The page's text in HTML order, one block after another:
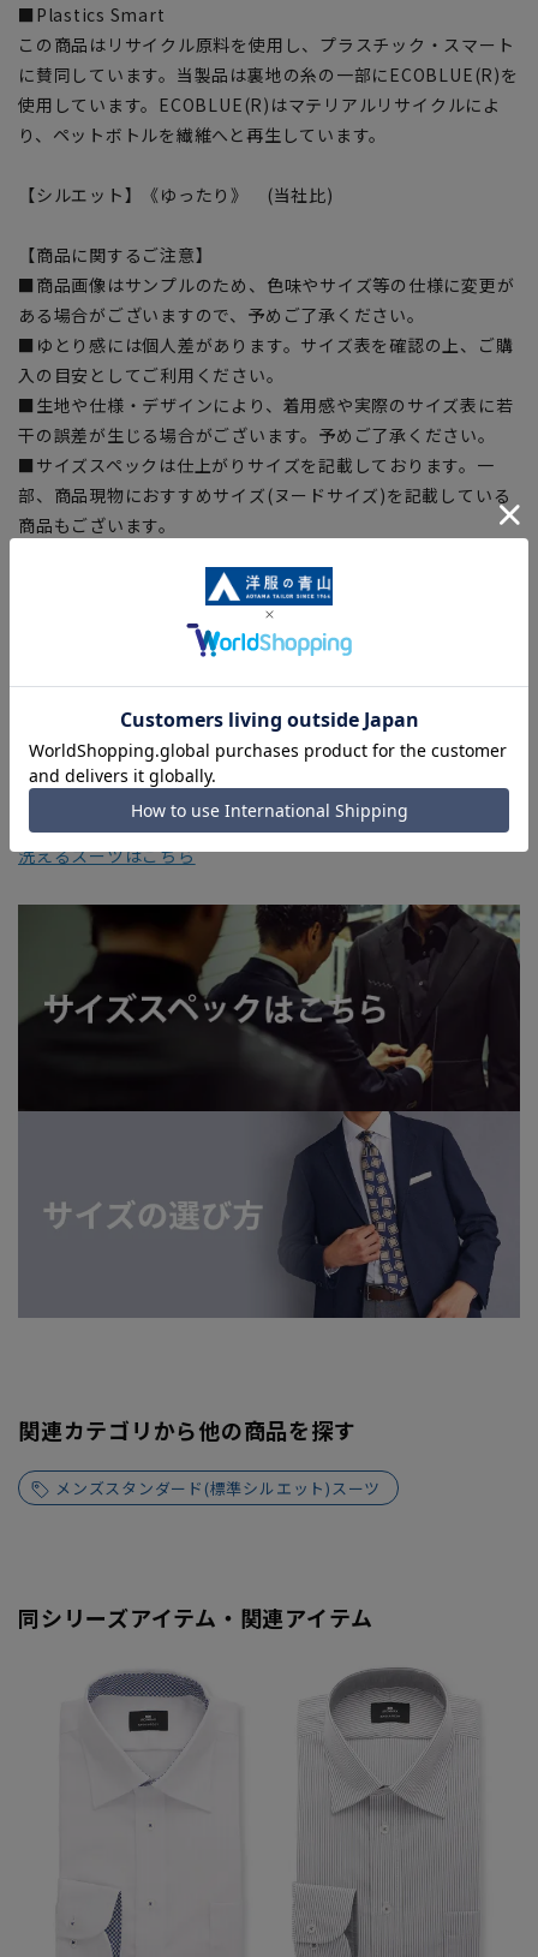
■Plastics Smart
この商品はリサイクル原料を使用し、プラスチック・スマート
に賛同しています。当製品は裏地の糸の一部にECOBLUE(R)を
使用しています。ECOBLUE(R)はマテリアルリサイクルによ
り、ペットボトルを繊維へと再生しています。
【シルエット】《ゆったり》 (当社比)
【商品に関するご注意】
■商品画像はサンプルのため、色味やサイズ等の仕様に変更が
ある場合がございますので、予めご了承ください。
■ゆとり感には個人差があります。サイズ表を確認の上、ご購
入の目安としてご利用ください。
■生地や仕様・デザインにより、着用感や実際のサイズ表に若
干の誤差が生じる場合がございます。予めご了承ください。
■サイズスペックは仕上がりサイズを記載しております。一
部、商品現物におすすめサイズ(ヌードサイズ)を記載している
商品もございます。
加減により、実際の商品と掲載画像の色味が異なる場合がござ
■店舗や各モールサイトと商品在庫を共有しております関係
■お急ぎ発送のご注文につきましても、ご注文のタイミングに
よってはお急ぎ発送サービスを選択できない場合がございま
す。
洗えるスーツはこちら
関連カテゴリから他の商品を探す
メンズスタンダード(標準シルエット)スーツ
同シリーズアイテム・関連アイテム